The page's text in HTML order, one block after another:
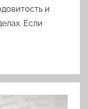
и
Если